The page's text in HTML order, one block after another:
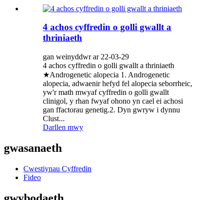
4 achos cyffredin o golli gwallt a
thriniaeth
gan weinyddwr ar 22-03-29
4 achos cyffredin o golli gwallt a thriniaeth
★Androgenetic alopecia 1. Androgenetic
alopecia, adwaenir hefyd fel alopecia seborrheic,
yw'r math mwyaf cyffredin o golli gwallt
clinigol, y rhan fwyaf ohono yn cael ei achosi
gan ffactorau genetig.2. Dyn gwryw i dynnu
Clust...
Darllen mwy
gwasanaeth
Cwestiynau Cyffredin
Fideo